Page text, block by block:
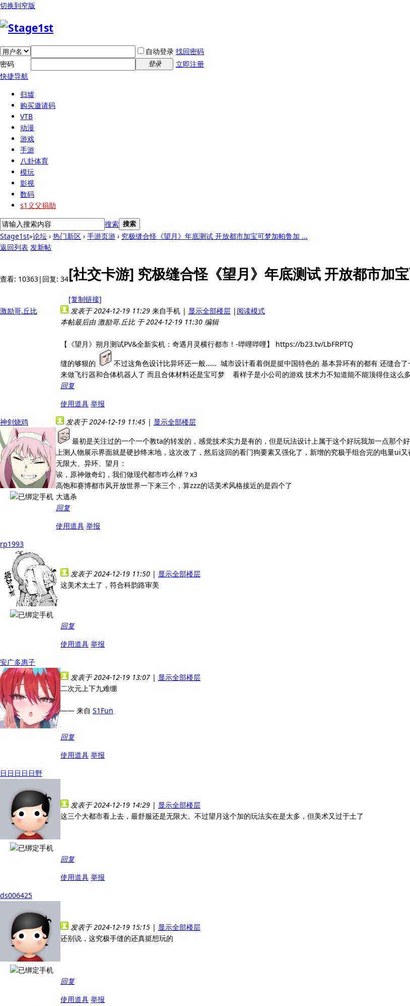
切换到窄版
自动登录 找回密码
密码
登录
立即注册
快捷导航
归墟
购买邀请码
VTB
动漫
游戏
手游
八卦体育
模玩
影视
数码
s1义父捐助
搜索 搜索
Stage1st»论坛 › 热门新区 › 手游页游 › 究极缝合怪《望月》年底测试 开放都市加宝可梦加帕鲁加 ...
返回列表 发新帖
查看: 10363| 回复: 34[社交卡游] 究极缝合怪《望月》年底测试 开放都市加
[复制链接]
激励哥.丘比
发表于 2024-12-19 11:29 来自手机 | 显示全部楼层 | 阅读模式
本帖最后由 激励哥.丘比 于 2024-12-19 11:30 编辑
【《望月》朔月测试PV&全新实机：奇遇月灵横行都市！-哔哩哔哩】 https://b23.tv/LbFRPTQ
缝的够狠的
不过这角色设计比异环还一般…… 城市设计看着倒是挺中国特色的 基本异环有的都有 还缝合
来做飞行器和合体机器人了 而且合体材料还是宝可梦 看样子是小公司的游戏 技术力不知道能不能顶得住这么
回复
使用道具 举报
神剑烧鸡
发表于 2024-12-19 11:45 | 显示全部楼层
最初是关注过的一个一个教ta的转发的，感觉技术实力是有的，但是玩法设计上属于这个好玩我加一点那个
上测人物展示界面就是硬抄终末地，这次改了，然后这回的看门狗要素又强化了，新增的究极手组合完的电量ui又
无限大、异环、望月：
诶，原神做奇幻，我们做现代都市咋么样？x3
高饱和赛博都市风开放世界一下来三个，算zzz的话美术风格接近的是四个了
大逃杀
回复
使用道具 举报
rp1993
发表于 2024-12-19 11:50 | 显示全部楼层
这美术太土了，符合科韵路审美
回复
使用道具 举报
安广多惠子
发表于 2024-12-19 13:07 | 显示全部楼层
二次元上下九难绷
—— 来自 S1Fun
回复
使用道具 举报
日日日日日野
发表于 2024-12-19 14:29 | 显示全部楼层
这三个大都市看上去，最舒服还是无限大。不过望月这个加的玩法实在是太多，但美术又过于土了
回复
使用道具 举报
ds006425
发表于 2024-12-19 15:15 | 显示全部楼层
还别说，这究极手缝的还真挺想玩的
回复
使用道具 举报